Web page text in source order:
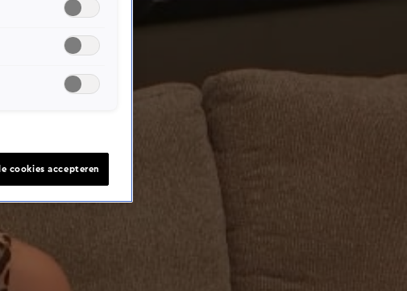
cookies accepteren